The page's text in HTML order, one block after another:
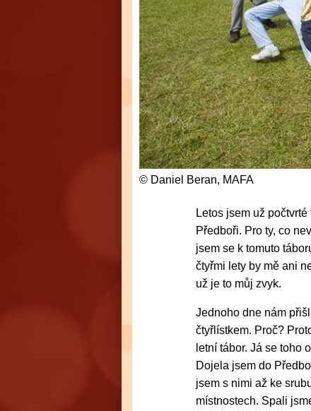
© Daniel Beran, MAFA
Letos jsem už
Předboři. Pro ty, co
jsem se k tomuto
čtyřmi lety by mě ani
už je to můj zvyk.
Jednoho dne nám
čtyřlístkem. Proč?
letní tábor. Já se toho
Dojela jsem do
jsem s nimi až ke
místnostech. Spali